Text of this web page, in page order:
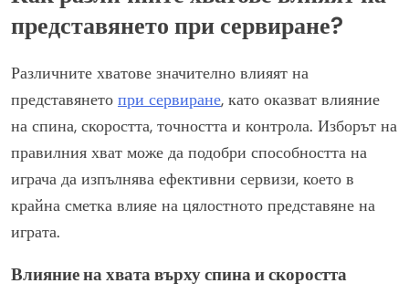
представянето при сервиране?
Различните хватове значително влияят на
представянето при сервиране, като оказват влияние
на спина, скоростта, точността и контрола. Изборът на
правилния хват може да подобри способността на
играча да изпълнява ефективни сервизи, което в
крайна сметка влияе на цялостното представяне на
играта.
Влияние на хвата върху спина и скоростта